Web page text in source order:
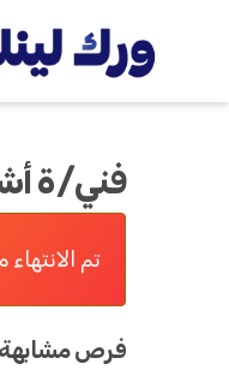
فني/ة
تم
فرص مشابهة